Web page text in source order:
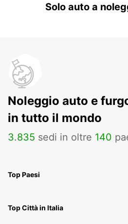
Solo auto a
Noleggio auto e
in tutto il mondo
3.835 sedi in oltre 140
Top Paesi
Top Città in Italia